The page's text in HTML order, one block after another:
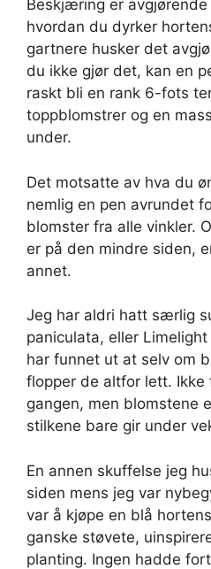
Beskjæring er
hvordan du dyrker
gartnere husker det
du ikke gjør det, kan en
raskt bli en rank 6-fots
toppblomstrer og en
under.
Det motsatte av hva du
nemlig en pen avrundet
blomster fra alle vinkler.
er på den mindre siden,
annet.
Jeg har aldri hatt særlig
paniculata, eller
har funnet ut at selv om
flopper de altfor lett. Ikke
gangen, men blomstene
stilkene bare gir under
En annen skuffelse jeg
siden mens jeg var
var å kjøpe en blå
ganske støvete,
planting. Ingen hadde